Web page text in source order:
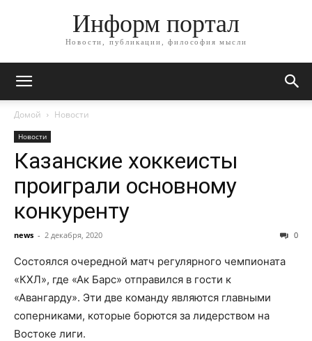
Информ портал
Новости, публикации, философия мысли
Домой Новости
Новости
Казанские хоккеисты
проиграли основному
конкуренту
news - 2 декабря, 2020 0
Состоялся очередной матч регулярного чемпионата
«КХЛ», где «Ак Барс» отправился в гости к
«Авангарду». Эти две команду являются главными
соперниками, которые борются за лидерством на
Востоке лиги.